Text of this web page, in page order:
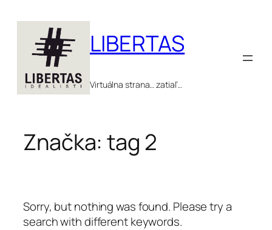
obsah
LIBERTAS
Virtuálna strana… zatiaľ…
Značka:tag 2
Sorry, but nothing was found. Please try a
search with different keywords.